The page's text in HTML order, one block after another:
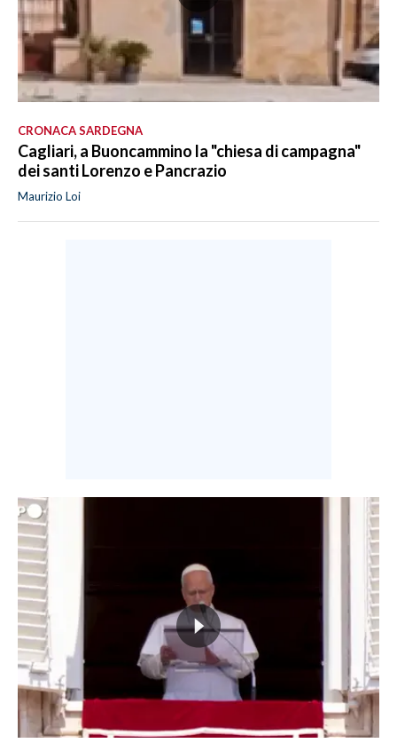
CRONACA SARDEGNA
Cagliari, a Buoncammino la "chiesa di campagna"
dei santi Lorenzo e Pancrazio
Maurizio Loi